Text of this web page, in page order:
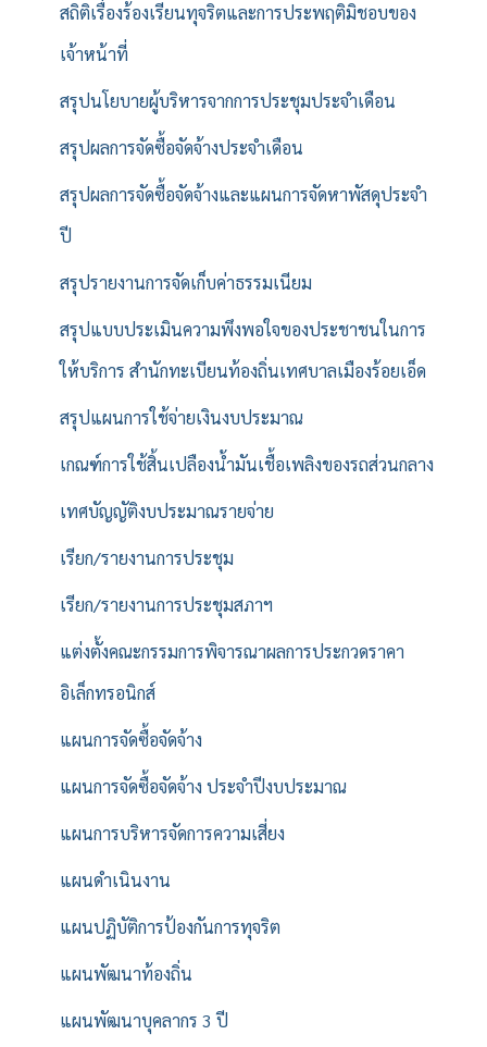
สถิติเรื่องร้องเรียนทุจริตและการประพฤติมิชอบของ
เจ้าหน้าที่
สรุปนโยบายผู้บริหารจากการประชุมประจำเดือน
สรุปผลการจัดซื้อจัดจ้างประจำเดือน
สรุปผลการจัดซื้อจัดจ้างและแผนการจัดหาพัสดุประจำ
ปี
สรุปรายงานการจัดเก็บค่าธรรมเนียม
สรุปแบบประเมินความพึงพอใจของประชาชนในการ
ให้บริการ สำนักทะเบียนท้องถิ่นเทศบาลเมืองร้อยเอ็ด
สรุปแผนการใช้จ่ายเงินงบประมาณ
เกณฑ์การใช้สิ้นเปลืองน้ำมันเชื้อเพลิงของรถส่วนกลาง
เทศบัญญัติงบประมาณรายจ่าย
เรียก/รายงานการประชุม
เรียก/รายงานการประชุมสภาฯ
แต่งตั้งคณะกรรมการพิจารณาผลการประกวดราคา
อิเล็กทรอนิกส์
แผนการจัดซื้อจัดจ้าง
แผนการจัดซื้อจัดจ้าง ประจำปีงบประมาณ
แผนการบริหารจัดการความเสี่ยง
แผนดำเนินงาน
แผนปฏิบัติการป้องกันการทุจริต
แผนพัฒนาท้องถิ่น
แผนพัฒนาบุคลากร 3 ปี